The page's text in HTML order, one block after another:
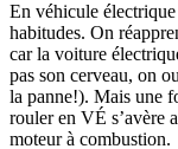
En véhicule
habitudes. On
car la voiture
pas son cerveau, on
la panne!). Mais une
rouler en VÉ s’avère
moteur à combustion.